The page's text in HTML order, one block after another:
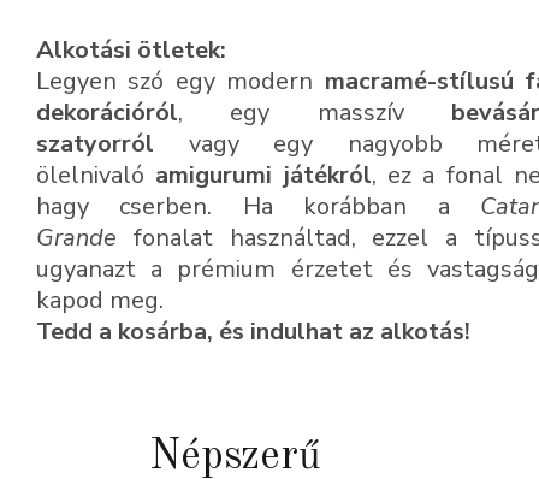
Alkotási ötletek:
Legyen szó egy modern macramé-stílusú
dekorációról, egy masszív
szatyorról vagy egy nagyobb
ölelnivaló amigurumi játékról, ez a fonal
hagy cserben. Ha korábban a
Grande fonalat használtad, ezzel a
ugyanazt a prémium érzetet és
kapod meg.
Tedd a kosárba, és indulhat az alkotás!
Népszerű